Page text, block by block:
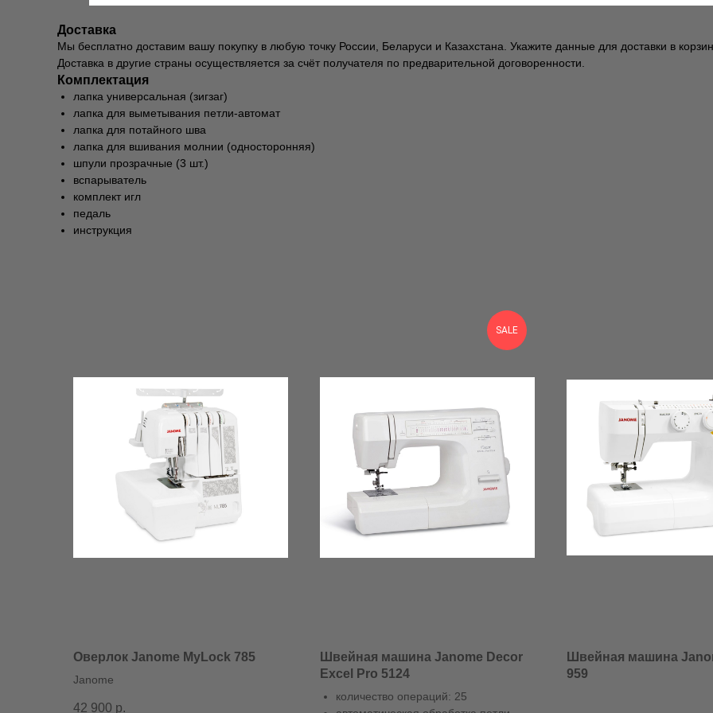
Доставка
Мы бесплатно доставим вашу покупку в любую точку России, Беларуси и Казахстана. Укажите данные для доставки в
Доставка в другие страны осуществляется за счёт получателя по предварительной договоренности.
Комплектация
лапка универсальная (зигзаг)
лапка для выметывания петли-автомат
лапка для потайного шва
лапка для вшивания молнии (односторонняя)
шпули прозрачные (3 шт.)
вспарыватель
комплект игл
педаль
инструкция
Оверлок Janome MyLock 785
Janome
42 900 р.
SALE
Швейная машина Janome Decor
Excel Pro 5124
количество операций: 25
Швейная машина
959